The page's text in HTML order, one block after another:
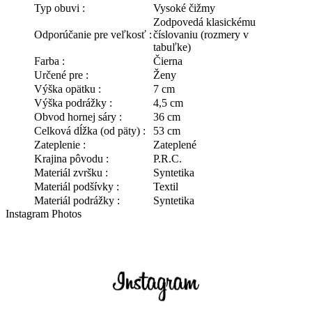
Typ obuvi :
Vysoké čižmy
Odporúčanie pre veľkosť :
Zodpovedá klasickému
číslovaniu (rozmery v
tabuľke)
Farba :
Čierna
Určené pre :
Ženy
Výška opätku :
7 cm
Výška podrážky :
4,5 cm
Obvod hornej sáry :
36 cm
Celková dĺžka (od päty) :
53 cm
Zateplenie :
Zateplené
Krajina pôvodu :
P.R.C.
Materiál zvršku :
Syntetika
Materiál podšívky :
Textil
Materiál podrážky :
Syntetika
Instagram Photos